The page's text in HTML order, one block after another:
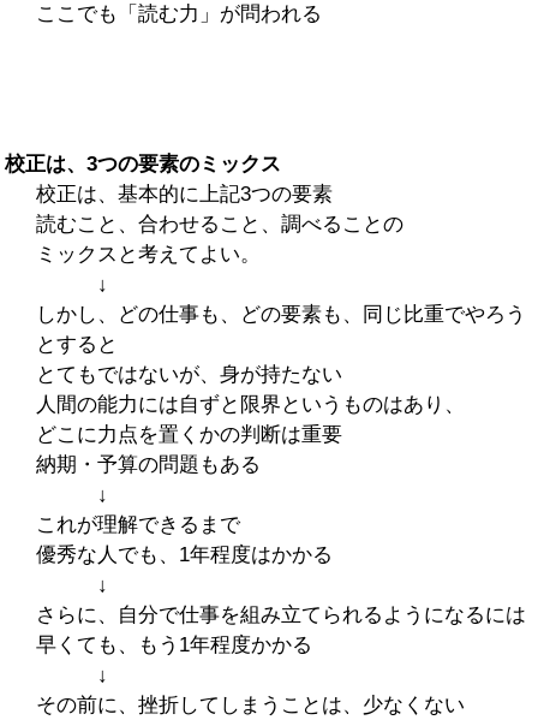
ここでも「読む力」が問われる
校正は、3つの要素のミックス
校正は、基本的に上記3つの要素
読むこと、合わせること、調べることの
ミックスと考えてよい。
↓
しかし、どの仕事も、どの要素も、同じ比重でやろう
とすると
とてもではないが、身が持たない
人間の能力には自ずと限界というものはあり、
どこに力点を置くかの判断は重要
納期・予算の問題もある
↓
これが理解できるまで
優秀な人でも、1年程度はかかる
↓
さらに、自分で仕事を組み立てられるようになるには
早くても、もう1年程度かかる
↓
その前に、挫折してしまうことは、少なくない